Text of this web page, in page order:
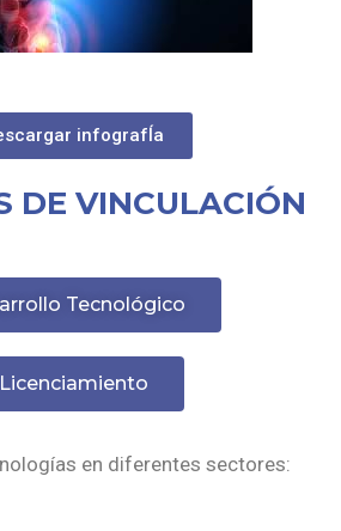
infografÍa
DE VINCULACIÓN
Tecnológico
Licenciamiento
en diferentes sectores: